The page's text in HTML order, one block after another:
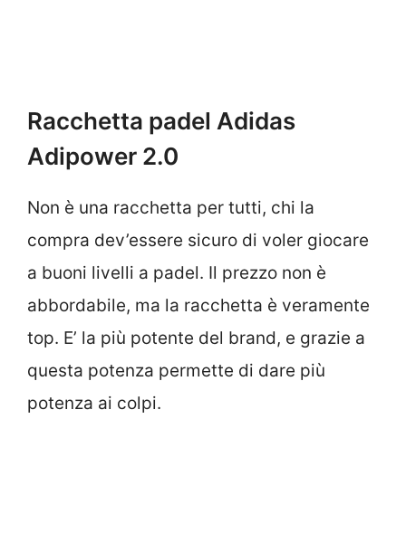
Racchetta padel Adidas
Adipower 2.0
Non è una racchetta per tutti, chi la
compra dev’essere sicuro di voler giocare
a buoni livelli a padel. Il prezzo non è
abbordabile, ma la racchetta è veramente
top. E’ la più potente del brand, e grazie a
questa potenza permette di dare più
potenza ai colpi.